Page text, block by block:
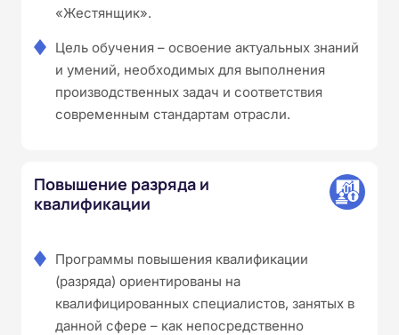
«Жестянщик».
Цель обучения – освоение актуальных знаний
и умений, необходимых для выполнения
производственных задач и соответствия
современным стандартам отрасли.
Повышение разряда и
квалификации
Программы повышения квалификации
(разряда) ориентированы на
квалифицированных специалистов, занятых в
данной сфере – как непосредственно